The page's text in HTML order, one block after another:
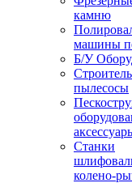
камню
машины
Б/У
пылесосы
Станки
колено-